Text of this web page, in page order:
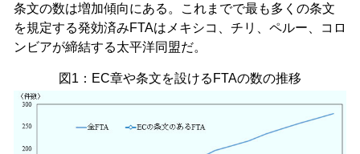
条文の数は増加傾向にある。これまでで最も多くの条文
を規定する発効済みFTAはメキシコ、チリ、ペルー、コロ
ンビアが締結する太平洋同盟だ。
図1：EC章や条文を設けるFTAの数の推移